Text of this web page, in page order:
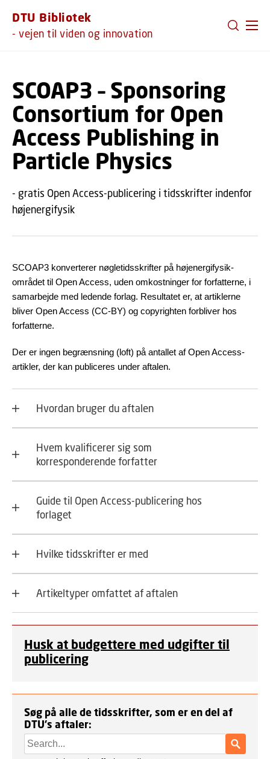
DTU Bibliotek
- vejen til viden og innovation
SCOAP3 – Sponsoring
Consortium for Open
Access Publishing in
Particle Physics
- gratis Open Access-publicering i tidsskrifter indenfor
højenergifysik
SCOAP3 konverterer nøgletidsskrifter på højenergifysik-
området til Open Access, uden omkostninger for forfatterne, i
samarbejde med ledende forlag. Resultatet er, at artiklerne
bliver Open Access (CC-BY) og copyrighten forbliver hos
forfatterne.
Der er ingen begrænsning (loft) på antallet af Open Access-
artikler, der kan publiceres under aftalen.
Hvordan bruger du aftalen
Hvem kvalificerer sig som
korresponderende forfatter
Guide til Open Access-publicering hos
forlaget
Hvilke tidsskrifter er med
Artikeltyper omfattet af aftalen
Husk at budgettere med udgifter til
publicering
Søg på alle de tidsskrifter, som er en del af
DTU's aftaler: